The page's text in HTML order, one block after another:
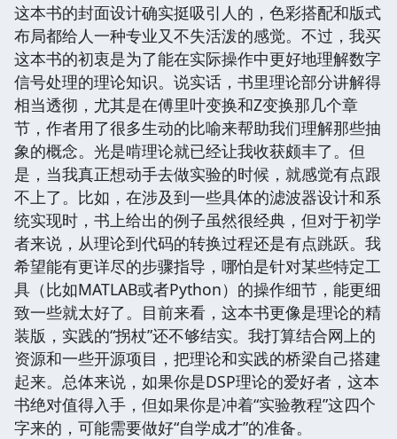
这本书的封面设计确实挺吸引人的，色彩搭配和版式
布局都给人一种专业又不失活泼的感觉。不过，我买
这本书的初衷是为了能在实际操作中更好地理解数字
信号处理的理论知识。说实话，书里理论部分讲解得
相当透彻，尤其是在傅里叶变换和Z变换那几个章
节，作者用了很多生动的比喻来帮助我们理解那些抽
象的概念。光是啃理论就已经让我收获颇丰了。但
是，当我真正想动手去做实验的时候，就感觉有点跟
不上了。比如，在涉及到一些具体的滤波器设计和系
统实现时，书上给出的例子虽然很经典，但对于初学
者来说，从理论到代码的转换过程还是有点跳跃。我
希望能有更详尽的步骤指导，哪怕是针对某些特定工
具（比如MATLAB或者Python）的操作细节，能更细
致一些就太好了。目前来看，这本书更像是理论的精
装版，实践的“拐杖”还不够结实。我打算结合网上的
资源和一些开源项目，把理论和实践的桥梁自己搭建
起来。总体来说，如果你是DSP理论的爱好者，这本
书绝对值得入手，但如果你是冲着“实验教程”这四个
字来的，可能需要做好“自学成才”的准备。